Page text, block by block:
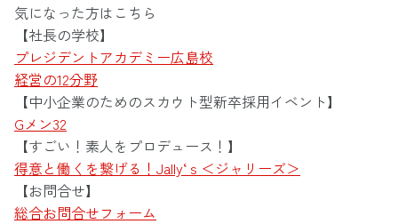
気になった方はこちら
【社長の学校】
プレジデントアカデミー広島校
経営の12分野
【中小企業のためのスカウト型新卒採用イベント】
Gメン32
【すごい！素人をプロデュース！】
得意と働くを繋げる！Jally‘ｓ＜ジャリーズ＞
【お問合せ】
総合お問合せフォーム